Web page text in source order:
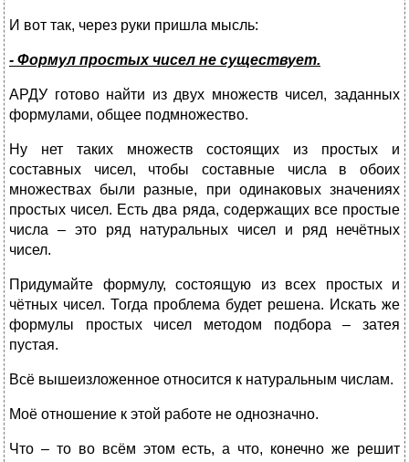
И вот так, через руки пришла мысль:
- Формул простых чисел не существует.
АРДУ готово найти из двух множеств чисел, заданных
формулами, общее подмножество.
Ну нет таких множеств состоящих из простых и
составных чисел, чтобы составные числа в обоих
множествах были разные, при одинаковых значениях
простых чисел. Есть два ряда, содержащих все простые
числа – это ряд натуральных чисел и ряд нечётных
чисел.
Придумайте формулу, состоящую из всех простых и
чётных чисел. Тогда проблема будет решена. Искать же
формулы простых чисел методом подбора – затея
пустая.
Всё вышеизложенное относится к натуральным числам.
Моё отношение к этой работе не однозначно.
Что – то во всём этом есть, а что, конечно же решит